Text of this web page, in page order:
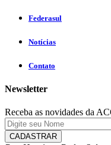
Federasul
Notícias
Contato
Newsletter
Receba as novidades da